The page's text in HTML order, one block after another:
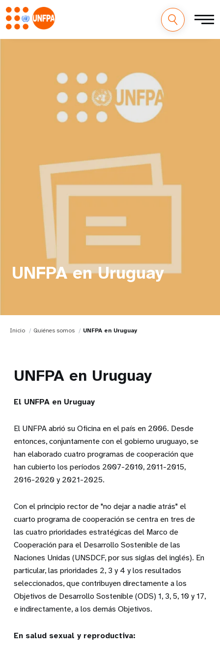
UNFPA en Uruguay
Inicio Quiénes somos UNFPA en Uruguay
UNFPA en Uruguay
El UNFPA en Uruguay
El UNFPA abrió su Oficina en el país en 2006. Desde
entonces, conjuntamente con el gobierno uruguayo, se
han elaborado cuatro programas de cooperación que
han cubierto los períodos 2007-2010, 2011-2015,
2016-2020 y 2021-2025.
Con el principio rector de "no dejar a nadie atrás" el
cuarto programa de cooperación se centra en tres de
las cuatro prioridades estratégicas del Marco de
Cooperación para el Desarrollo Sostenible de las
Naciones Unidas (UNSDCF, por sus siglas del inglés). En
particular, las prioridades 2, 3 y 4 y los resultados
seleccionados, que contribuyen directamente a los
Objetivos de Desarrollo Sostenible (ODS) 1, 3, 5, 10 y 17,
e indirectamente, a los demás Objetivos.
En salud sexual y reproductiva: